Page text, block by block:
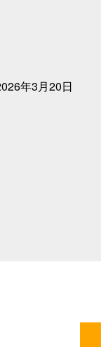
年3月20日